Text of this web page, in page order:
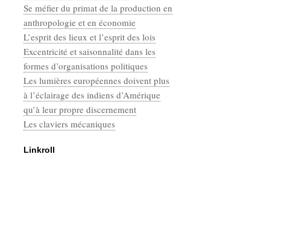
Se méfier du primat de la production en
anthropologie et en économie
L’esprit des lieux et l’esprit des lois
Excentricité et saisonnalité dans les
formes d’organisations politiques
Les lumières européennes doivent plus
à l’éclairage des indiens d’Amérique
qu’à leur propre discernement
Les claviers mécaniques
Linkroll